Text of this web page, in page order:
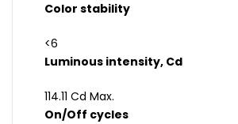
Color stability
<6
Luminous intensity, Cd
114.11 Cd Max.
On/Off cycles